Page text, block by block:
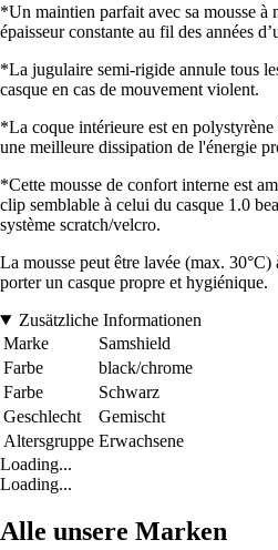
*Un maintien parfait avec sa mousse à
épaisseur constante au fil des années
*La jugulaire semi-rigide annule tous
casque en cas de mouvement violent.
*La coque intérieure est en
une meilleure dissipation de l'énergie
*Cette mousse de confort interne est
clip semblable à celui du casque 1.0
système scratch/velcro.
La mousse peut être lavée (max.
porter un casque propre et hygiénique.
Zusätzliche Informationen
Marke
Samshield
Farbe
black/chrome
Farbe
Schwarz
Geschlecht
Gemischt
Altersgruppe Erwachsene
Loading...
Loading...
Alle unsere Marken